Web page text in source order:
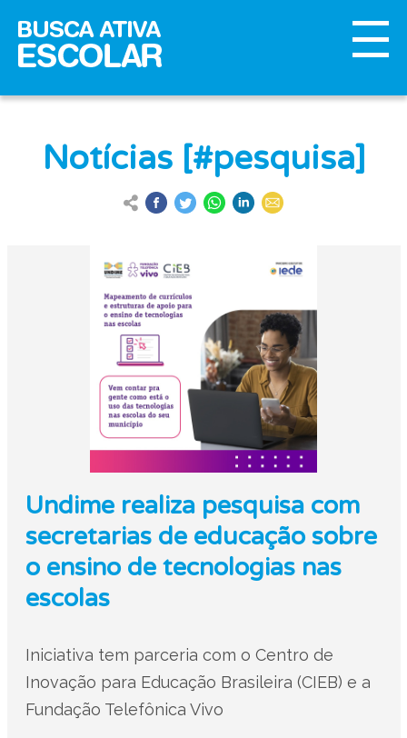
Notícias [#pesquisa]
Undime realiza pesquisa com
secretarias de educação sobre
o ensino de tecnologias nas
escolas
Iniciativa tem parceria com o Centro de
Inovação para Educação Brasileira (CIEB) e a
Fundação Telefônica Vivo